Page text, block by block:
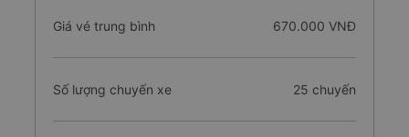
Giá vé trung bình 670.000 VNĐ
Số lượng chuyến xe 25 chuyến